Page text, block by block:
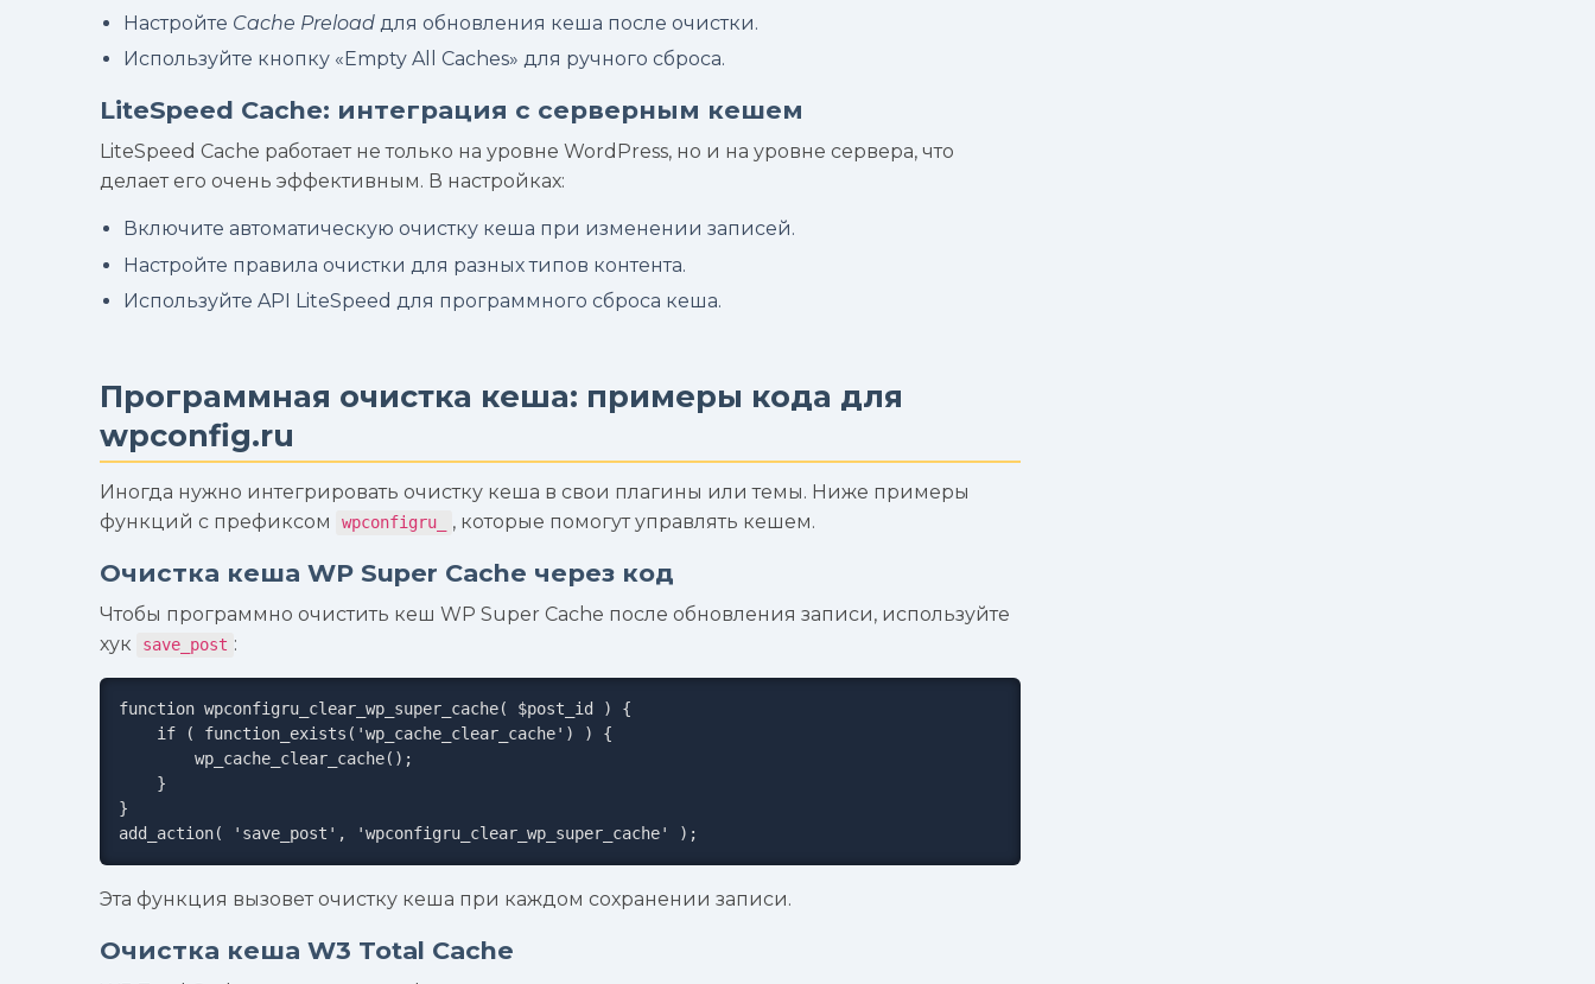
Настройте Cache Preload для обновления кеша после очистки.
Используйте кнопку «Empty All Caches» для ручного сброса.
LiteSpeed Cache: интеграция с серверным кешем
LiteSpeed Cache работает не только на уровне WordPress, но и на уровне сервера, что
делает его очень эффективным. В настройках:
Включите автоматическую очистку кеша при изменении записей.
Настройте правила очистки для разных типов контента.
Используйте API LiteSpeed для программного сброса кеша.
Программная очистка кеша: примеры кода для
wpconfig.ru
Иногда нужно интегрировать очистку кеша в свои плагины или темы. Ниже примеры
функций с префиксом
wpconfigru_ , которые помогут управлять кешем.
Очистка кеша WP Super Cache через код
Чтобы программно очистить кеш WP Super Cache после обновления записи, используйте
хук
save_post :
function wpconfigru_clear_wp_super_cache( $post_id ) {
}
add_action( 'save_post', 'wpconfigru_clear_wp_super_cache' );
Эта функция вызовет очистку кеша при каждом сохранении записи.
Очистка кеша W3 Total Cache